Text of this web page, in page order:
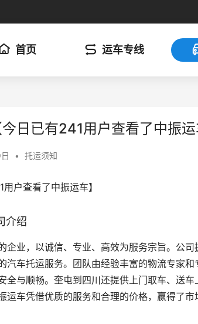
首页 运车专线
日已有241用户查看了中振运
• 托运须知
户查看了中振运车】
介绍
企业，以诚信、专业、高效为服务宗旨。公
汽车托运服务。团队由经验丰富的物流专家
全与顺畅。奎屯到四川还提供上门取车、送
车凭借优质的服务和合理的价格，赢得了市